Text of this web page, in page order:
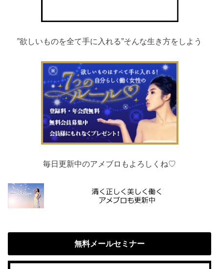
”欲しいものを全て手に入れる”そんな生き方をしよう
毎日更新中のアメブロもよろしくね♡
無料メールセミナー